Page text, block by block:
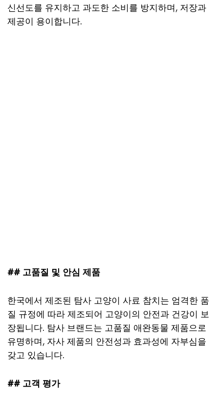
신선도를 유지하고 과도한 소비를 방지하며, 저장과
제공이 용이합니다.
## 고품질 및 안심 제품
한국에서 제조된 탐사 고양이 사료 참치는 엄격한 품
질 규정에 따라 제조되어 고양이의 안전과 건강이 보
장됩니다. 탐사 브랜드는 고품질 애완동물 제품으로
유명하며, 자사 제품의 안전성과 효과성에 자부심을
갖고 있습니다.
## 고객 평가